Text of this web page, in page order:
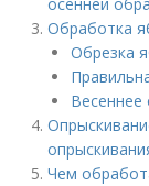
Обработка
Обрезка
Весеннее
Чем